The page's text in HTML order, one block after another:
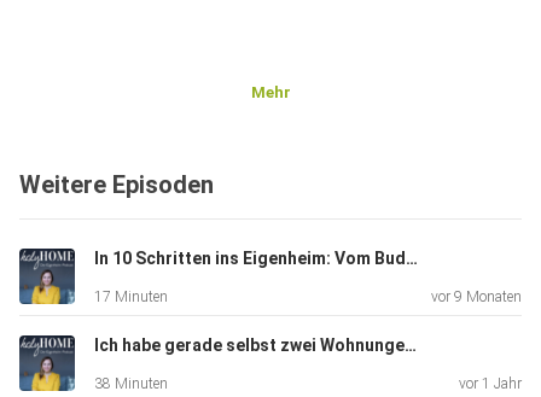
Mehr
Weitere Episoden
In 10 Schritten ins Eigenheim: Vom Budget bis zur Übergabe
17 Minuten vor 9 Monaten
Ich habe gerade selbst zwei Wohnungen gekauft - meine persönlichen Erfahrungen #97
38 Minuten vor 1 Jahr